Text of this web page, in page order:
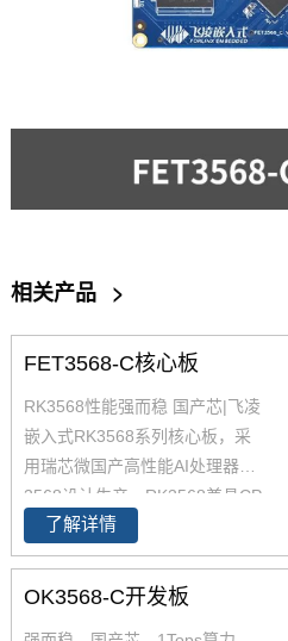
相关产品 >
FET3568-C核心板
RK3568性能强而稳 国产芯|飞凌
嵌入式RK3568系列核心板，采
用瑞芯微国产高性能AI处理器RK
3568设计生产，RK3568兼具CP
U、GPU、NPU、VPU于一身，
RK3568 性能、性价比在同类产
品中具有较高优势，RK3568处
了解详情
OK3568-C开发板